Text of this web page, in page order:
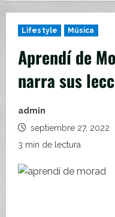
Lifestyle Música
Aprendí de
narra sus
admin
septiembre 27, 2022
3 min de lectura